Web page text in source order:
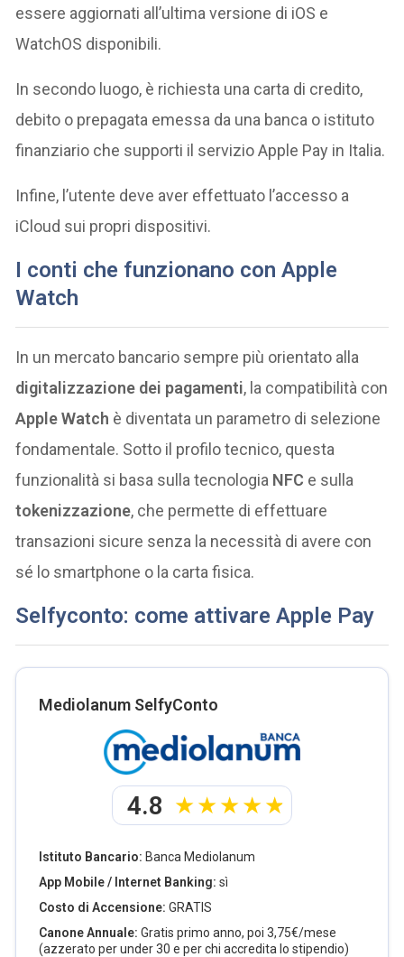
essere aggiornati all’ultima versione di iOS e
WatchOS disponibili.
In secondo luogo, è richiesta una carta di credito,
debito o prepagata emessa da una banca o istituto
finanziario che supporti il servizio Apple Pay in Italia.
Infine, l’utente deve aver effettuato l’accesso a
iCloud sui propri dispositivi.
I conti che funzionano con Apple
Watch
In un mercato bancario sempre più orientato alla
digitalizzazione dei pagamenti, la compatibilità con
Apple Watch è diventata un parametro di selezione
fondamentale. Sotto il profilo tecnico, questa
funzionalità si basa sulla tecnologia NFC e sulla
tokenizzazione, che permette di effettuare
transazioni sicure senza la necessità di avere con
sé lo smartphone o la carta fisica.
Selfyconto: come attivare Apple Pay
Mediolanum SelfyConto
4.8
Istituto Bancario: Banca Mediolanum
App Mobile / Internet Banking: sì
Costo di Accensione: GRATIS
Canone Annuale: Gratis primo anno, poi 3,75€/mese
(azzerato per under 30 e per chi accredita lo stipendio)